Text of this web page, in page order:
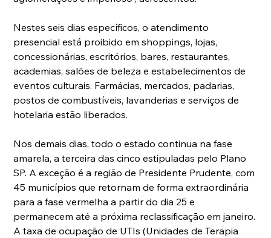
Nestes seis dias específicos, o atendimento
presencial está proibido em shoppings, lojas,
concessionárias, escritórios, bares, restaurantes,
academias, salões de beleza e estabelecimentos de
eventos culturais. Farmácias, mercados, padarias,
postos de combustíveis, lavanderias e serviços de
hotelaria estão liberados.
Nos demais dias, todo o estado continua na fase
amarela, a terceira das cinco estipuladas pelo Plano
SP. A exceção é a região de Presidente Prudente, com
45 municípios que retornam de forma extraordinária
para a fase vermelha a partir do dia 25 e
permanecem até a próxima reclassificação em janeiro.
A taxa de ocupação de UTIs (Unidades de Terapia